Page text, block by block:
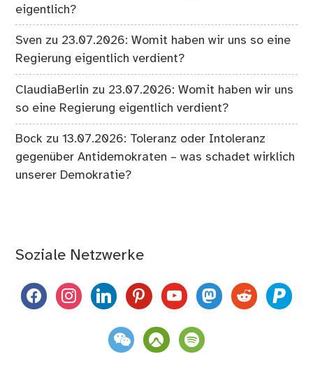
eigentlich?
Sven zu 23.07.2026: Womit haben wir uns so eine
Regierung eigentlich verdient?
ClaudiaBerlin zu 23.07.2026: Womit haben wir uns
so eine Regierung eigentlich verdient?
Bock zu13.07.2026: Toleranz oder Intoleranz
gegenüber Antidemokraten – was schadet wirklich
unserer Demokratie?
Soziale Netzwerke
facebookinstagramlinkedinpinterestyoutubemastodon
reddit paypal
weixin komootspotify